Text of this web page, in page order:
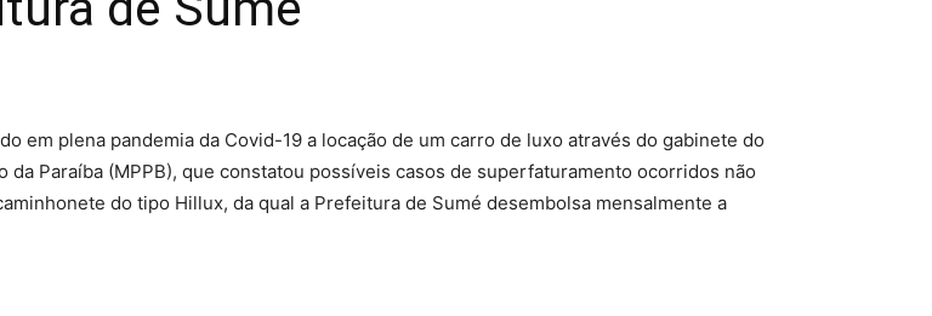
em plena pandemia da Covid-19 a locação de um carro de luxo através do gabinete do
Paraíba (MPPB), que constatou possíveis casos de superfaturamento ocorridos não
do tipo Hillux, da qual a Prefeitura de Sumé desembolsa mensalmente a